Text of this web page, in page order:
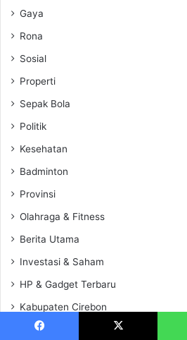
Gaya
Rona
Sosial
Properti
Sepak Bola
Politik
Kesehatan
Badminton
Provinsi
Olahraga & Fitness
Berita Utama
Investasi & Saham
HP & Gadget Terbaru
Kabupaten Cirebon
Aplikasi Viral & Bermanfaat